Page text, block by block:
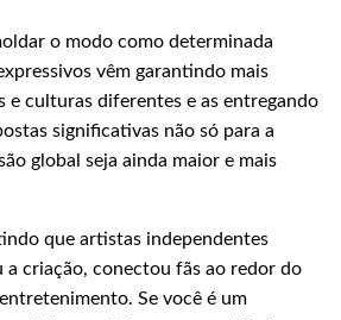
o modo como determinada
vêm garantindo mais
e culturas diferentes e as entregando
significativas não só para a
global seja ainda maior e mais
que artistas independentes
a criação, conectou fãs ao redor do
Se você é um